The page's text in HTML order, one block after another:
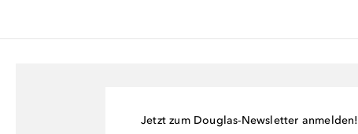
Jetzt zum Douglas-Newsletter anmelden!